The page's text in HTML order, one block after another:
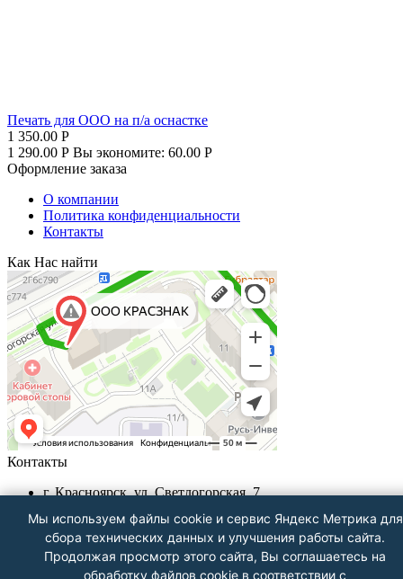
Печать для ООО на п/а оснастке
1 350.00 Р
1 290.00 Р Вы экономите: 60.00 Р
Оформление заказа
О компании
Политика конфиденциальности
Контакты
Как Нас найти
Контакты
г. Красноярск, ул. Светлогорская, 7
Пн-Пт с 9.00 - до 18.00
info@krasznak24.ru
Посмотреть на карте
Мы используем файлы cookie и сервис Яндекс Метрика для
сбора технических данных и улучшения работы сайта.
Продолжая просмотр этого сайта, Вы соглашаетесь на
обработку файлов cookie в соответствии с